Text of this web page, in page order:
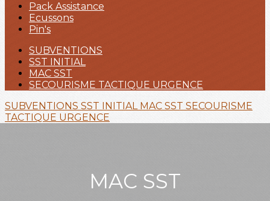
Pack Assistance
Ecussons
Pin's
SUBVENTIONS
SST INITIAL
MAC SST
SECOURISME TACTIQUE URGENCE
SUBVENTIONS SST INITIAL MAC SST SECOURISME
TACTIQUE URGENCE
MAC SST